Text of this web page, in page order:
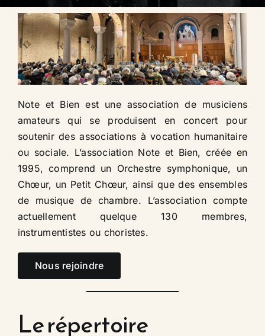
Se connecter
Note et Bien est une association de musiciens
amateurs qui se produisent en concert pour
soutenir des associations à vocation humanitaire
ou sociale. L’association Note et Bien, créée en
1995, comprend un Orchestre symphonique, un
Chœur, un Petit Chœur, ainsi que des ensembles
de musique de chambre. L’association compte
actuellement quelque 130 membres,
instrumentistes ou choristes.​
Nous rejoindre
Le répertoire​